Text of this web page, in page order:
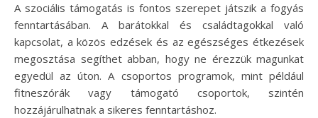
A szociális támogatás is fontos szerepet játszik a fogyás
fenntartásában. A barátokkal és családtagokkal való
kapcsolat, a közös edzések és az egészséges étkezések
megosztása segíthet abban, hogy ne érezzük magunkat
egyedül az úton. A csoportos programok, mint például
fitneszórák vagy támogató csoportok, szintén
hozzájárulhatnak a sikeres fenntartáshoz.